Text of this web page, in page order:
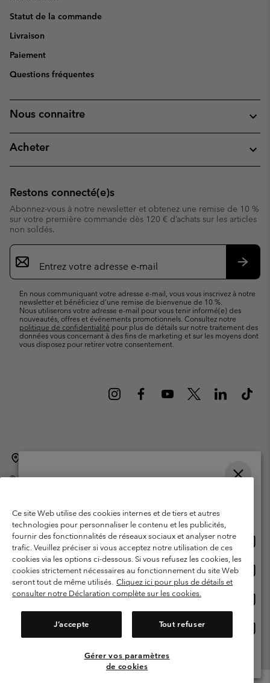
Statut de la commande
Livraison
Paiement
Questions fréquentes
Nous connaitre
Acheter
Restons connecté(e)s
Abonnez-vous à notre newsletter et obtenez une remise de 10 %
sur votre première commande dès 120 € d’achats sur les articles
non soldés.
Inscription
par
e-
En nous communiquant votre adresse e-mail, vous vous inscrivez à notre
newsletter et bénéficiez d’une remise de bienvenue de 10 %.
Nous utiliserons votre adresse e-mail pour vous tenir informé(e) des
nouveautés, offres et événements promotionnels. Consultez notre
politique de confidentialité pour plus de détails sur notre traitement des
données vous concernant à des fins de marketing et sur les moyens dont
vous disposez pour retirer votre consentement.
©2026Columbia Sportswear International Sarl. Avenue des Morgines, 12
Garanties Légales
Politique de confidentialité
Conditions d'utilisation - Membres
Conditions D'utilisation - Contenu généré par l'utilisateur
Impressum
Cookies
Service client: Lun - sam de 9h à 13h et de 14h à 18h
Ce site Web utilise des cookies internes et de tiers et autres
technologies pour personnaliser le contenu et les publicités,
fournir des fonctionnalités de réseaux sociaux et analyser notre
trafic. Veuillez préciser si vous acceptez notre utilisation de ces
cookies via les options ci-dessous. Si vous refusez les cookies, les
cookies strictement nécessaires au fonctionnement du site Web
seront tout de même utilisés. Cliquez ici pour plus de détails et
consulter notre Déclaration complète sur les cookies.
J’accepte Tout refuser
Gérer vos paramètres
de cookies
Achats en ligne disponibles
United States
ligne
Belgium-English
ligne
Belgium-Français
ligne
Belgium-Dutch
Voir Tous Les Pays